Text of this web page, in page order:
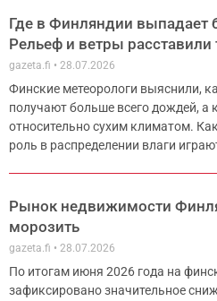
Где в Финляндии выпадает
Рельеф и ветры расставили
gazeta.fi 28.07.2026
Финские метеорологи выяснили,
получают больше всего дождей, а
относительно сухим климатом.
роль в распределении влаги
Рынок недвижимости
морозить
gazeta.fi 28.07.2026
По итогам июня 2026 года на
зафиксировано значительное